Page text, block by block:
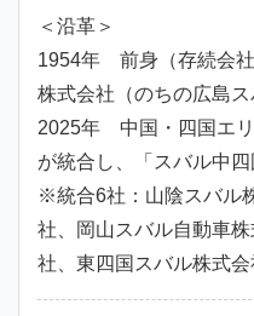
＜沿革＞
1954年 前身（存続会
株式会社（のちの広島
2025年 中国・四国エ
が統合し、「スバル中
※統合6社：山陰スバル
社、岡山スバル自動車
社、東四国スバル株式